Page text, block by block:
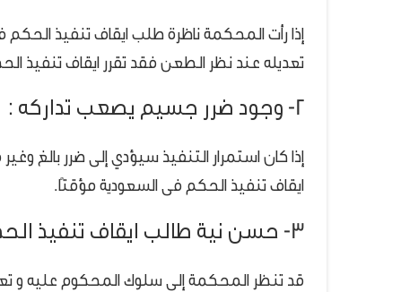
إذا رأت المحكمة ناظرة طلب ايقاف تنفيذ الحكم
تعديله عند نظر الطعن فقد تقرر ايقاف تنفيذ
2- وجود ضرر جسيم يصعب تداركه :
إذا كان استمرار التنفيذ سيؤدي إلى ضرر بالغ
ايقاف تنفيذ الحكم فى السعودية مؤقتًا.
3- حسن نية طالب ايقاف تنفيذ الحكم فى السعودية :
قد تنظر المحكمة إلى سلوك المحكوم عليه و